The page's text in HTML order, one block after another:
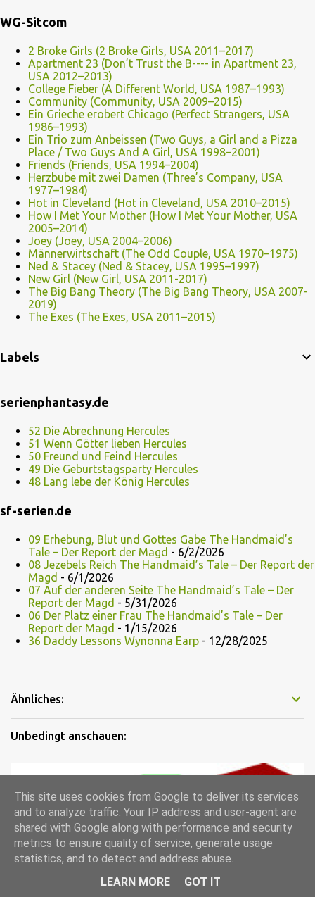
WG-Sitcom
2 Broke Girls (2 Broke Girls, USA 2011–2017)
Apartment 23 (Don’t Trust the B---- in Apartment 23,
USA 2012–2013)
College Fieber (A Different World, USA 1987–1993)
Community (Community, USA 2009–2015)
Ein Grieche erobert Chicago (Perfect Strangers, USA
1986–1993)
Ein Trio zum Anbeissen (Two Guys, a Girl and a Pizza
Place / Two Guys And A Girl, USA 1998–2001)
Friends (Friends, USA 1994–2004)
Herzbube mit zwei Damen (Three’s Company, USA
1977–1984)
Hot in Cleveland (Hot in Cleveland, USA 2010–2015)
How I Met Your Mother (How I Met Your Mother, USA
2005–2014)
Joey (Joey, USA 2004–2006)
Männerwirtschaft (The Odd Couple, USA 1970–1975)
Ned & Stacey (Ned & Stacey, USA 1995–1997)
New Girl (New Girl, USA 2011-2017)
The Big Bang Theory (The Big Bang Theory, USA 2007-
2019)
The Exes (The Exes, USA 2011–2015)
Labels
serienphantasy.de
52 Die Abrechnung Hercules
51 Wenn Götter lieben Hercules
50 Freund und Feind Hercules
49 Die Geburtstagsparty Hercules
48 Lang lebe der König Hercules
sf-serien.de
09 Erhebung, Blut und Gottes Gabe The Handmaid’s
Tale – Der Report der Magd - 6/2/2026
08 Jezebels Reich The Handmaid’s Tale – Der Report der
Magd - 6/1/2026
07 Auf der anderen Seite The Handmaid’s Tale – Der
Report der Magd - 5/31/2026
06 Der Platz einer Frau The Handmaid’s Tale – Der
Report der Magd - 1/15/2026
36 Daddy Lessons Wynonna Earp - 12/28/2025
Ähnliches:
Unbedingt anschauen:
46 Doppeldate Abbott Elementary
This site uses cookies from Google to deliver its services
and to analyze traffic. Your IP address and user-agent are
shared with Google along with performance and security
metrics to ensure quality of service, generate usage
statistics, and to detect and address abuse.
LEARN MORE
GOT IT